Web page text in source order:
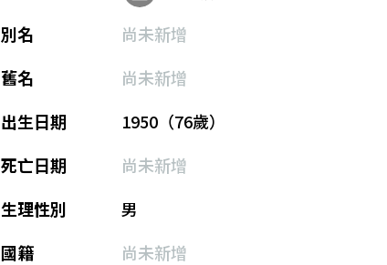
別名
尚未新增
舊名
尚未新增
出生日期
1950（76歲）
死亡日期
尚未新增
生理性別
男
國籍
尚未新增